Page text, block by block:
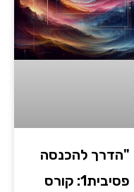
"הדרך להכנסה
פסיבית1: קורס